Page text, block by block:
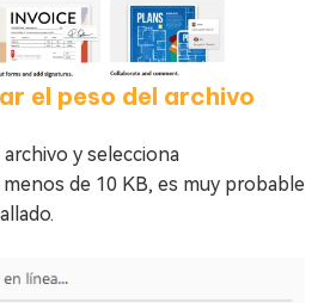
el peso del archivo
y selecciona
menos de 10 KB, es muy probable